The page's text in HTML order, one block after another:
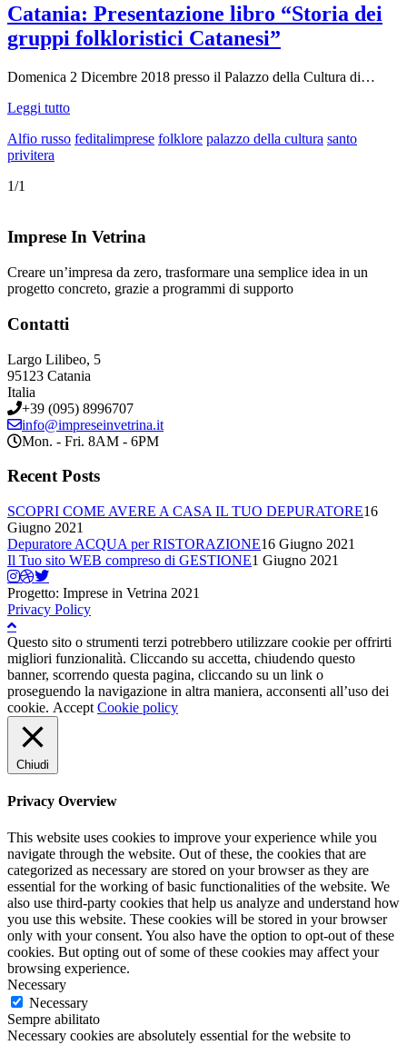
Catania: Presentazione libro “Storia dei
gruppi folkloristici Catanesi”
Domenica 2 Dicembre 2018 presso il Palazzo della Cultura di…
Leggi tutto
Alfio russo feditalimprese folklore palazzo della cultura santo
privitera
1/1
Imprese In Vetrina
Creare un’impresa da zero, trasformare una semplice idea in un
progetto concreto, grazie a programmi di supporto
Contatti
Largo Lilibeo, 5
95123 Catania
Italia
+39 (095) 8996707
info@impreseinvetrina.it
Mon. - Fri. 8AM - 6PM
Recent Posts
SCOPRI COME AVERE A CASA IL TUO DEPURATORE16
Giugno 2021
Depuratore ACQUA per RISTORAZIONE16 Giugno 2021
Il Tuo sito WEB compreso di GESTIONE1 Giugno 2021
Progetto: Imprese in Vetrina 2021
Privacy Policy
Questo sito o strumenti terzi potrebbero utilizzare cookie per offrirti
migliori funzionalità. Cliccando su accetta, chiudendo questo
banner, scorrendo questa pagina, cliccando su un link o
proseguendo la navigazione in altra maniera, acconsenti all’uso dei
cookie. Accept Cookie policy
Chiudi
Privacy Overview
This website uses cookies to improve your experience while you
navigate through the website. Out of these, the cookies that are
categorized as necessary are stored on your browser as they are
essential for the working of basic functionalities of the website. We
also use third-party cookies that help us analyze and understand how
you use this website. These cookies will be stored in your browser
only with your consent. You also have the option to opt-out of these
cookies. But opting out of some of these cookies may affect your
browsing experience.
Necessary
Necessary
Sempre abilitato
Necessary cookies are absolutely essential for the website to